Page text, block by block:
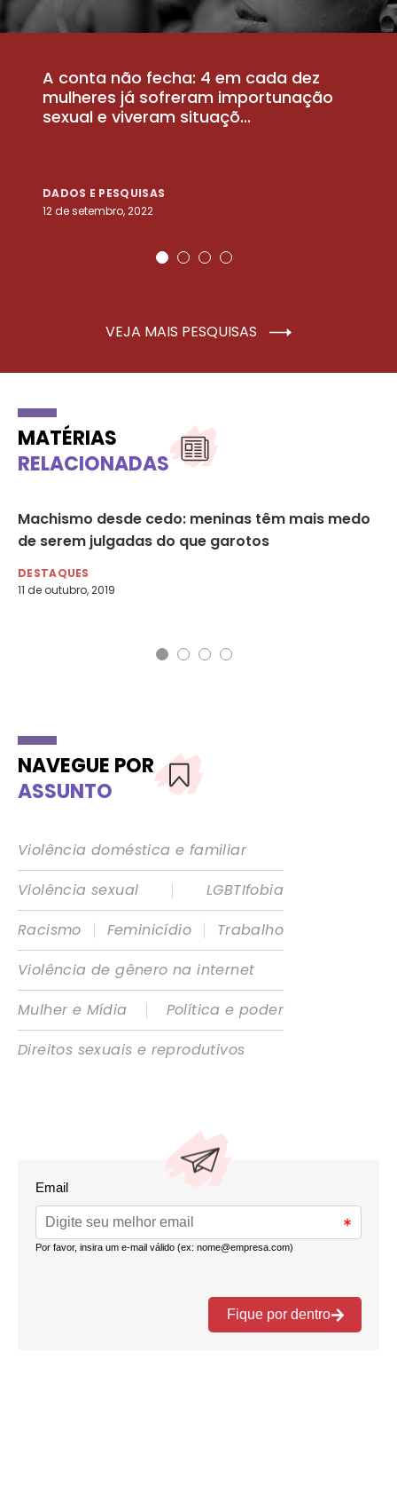
A conta não fecha: 4 em cada dez
mulheres já sofreram importunação
sexual e viveram situaçõ...
DADOS E PESQUISAS
12 de setembro, 2022
VEJA MAIS PESQUISAS
MATÉRIAS
RELACIONADAS
Machismo desde cedo: meninas têm mais medo
de serem julgadas do que garotos
DESTAQUES
11 de outubro, 2019
NAVEGUE POR
ASSUNTO
Violência doméstica e familiar
Violência sexual
|
LGBTIfobia
Racismo
| Feminicídio |
Trabalho
Violência de gênero na internet
Mulher e Mídia
|
Política e poder
Direitos sexuais e reprodutivos